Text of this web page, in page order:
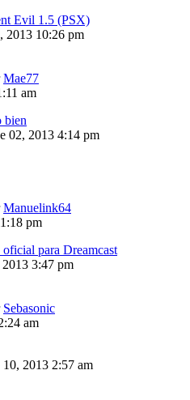
Evil 1.5 (PSX)
2013 10:26 pm
Mae77
am
bien
02, 2013 4:14 pm
Manuelink64
pm
para Dreamcast
3:47 pm
Sebasonic
am
10, 2013 2:57 am